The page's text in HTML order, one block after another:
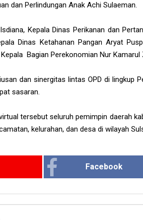
dan Perlindungan Anak Achi Sulaeman.
Kepala Dinas Perikanan dan
Dinas Ketahanan Pangan Aryat
Bagian Perekonomian Nur Kamarul
dan sinergitas lintas OPD di lingkup
sasaran.
tersebut seluruh pemimpin daerah
kelurahan, dan desa di wilayah
Facebook